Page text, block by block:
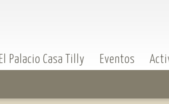
El Palacio Casa Tilly Eventos